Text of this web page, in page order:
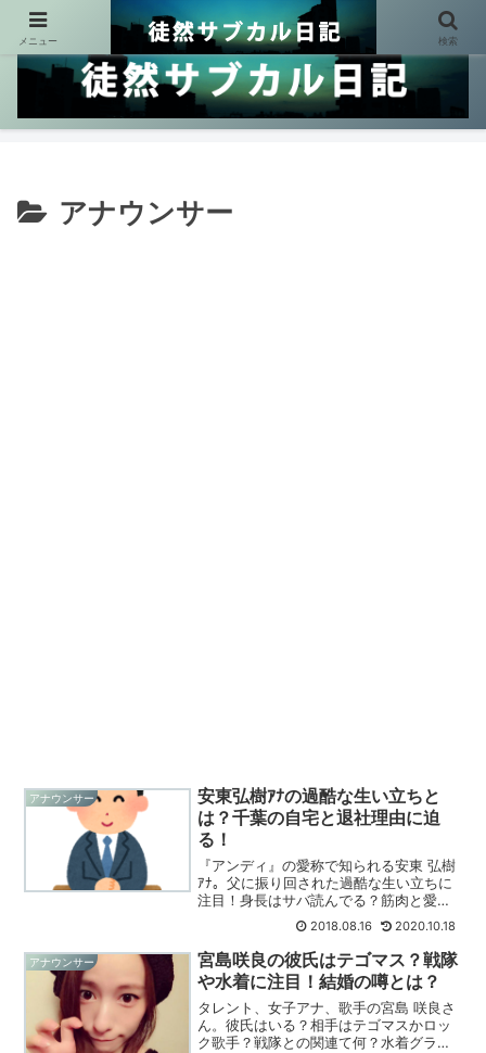
アナウンサー
アナウンサー
安東弘樹ｱﾅの過酷な生い立ちと
は？千葉の自宅と退社理由に迫
る！
『アンディ』の愛称で知られる安東 弘樹
ｱﾅ。父に振り回された過酷な生い立ちに
注目！身長はサバ読んでる？筋肉と愛車
が凄い！自宅が千葉の噂とフリー転向の
2018.08.16 2020.10.18
アナウンサー
宮島咲良の彼氏はテゴマス？戦隊
や水着に注目！結婚の噂とは？
タレント、女子アナ、歌手の宮島 咲良さ
ん。彼氏はいる？相手はテゴマスかロッ
ク歌手？戦隊との関連て何？水着グラビ
メニュー 検索